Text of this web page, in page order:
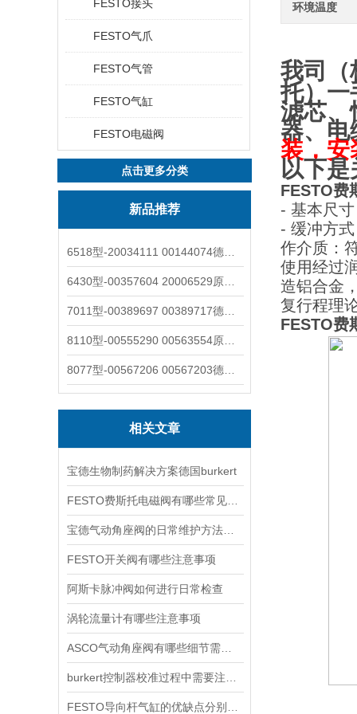
FESTO接头
FESTO气爪
FESTO气管
FESTO气缸
FESTO电磁阀
点击更多分类
新品推荐
相关文章
宝德生物制药解决方案德国burkert
FESTO开关阀有哪些注意事项
阿斯卡脉冲阀如何进行日常检查
涡轮流量计有哪些注意事项
环境温度
我司（
托）一
滤芯、
器、电
装，安
以下是
FESTO费
- 基本尺
- 缓冲方
作介质：
使用经过
造铝合金
复行程理
FESTO费